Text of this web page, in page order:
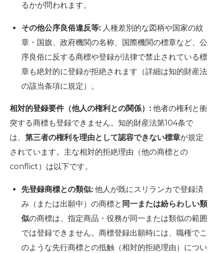
るかが問われます。
その他公序良俗違反等: 人種差別的な図柄や国家の紋
章・国旗、政府機関の名称、国際機関の標章など、公
序良俗に反する商標や登録が法律で禁止されている標
章も絶対的に登録が拒絶されます（詳細は知的財産法
の該当条項に規定）。
相対的登録要件（他人の権利との関係）: 他者の権利と衝
突する商標も登録できません。知的財産法第104条で
は、 第三者の権利を理由として認容できない標章が規定
されています。主な相対的拒絶理由（他の商標との
conflict）は以下です。
先登録商標との類似: 他人が既にスリランカで登録済
み（または出願中）の商標と 同一または紛らわしい類
似の商標は、指定商品・役務が同一または類似の範囲
では登録できません。商標登録出願時には、職権でこ
のような先行商標との抵触（相対的拒絶理由）につい